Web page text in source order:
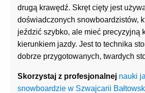
drugą krawędź. Skręt cięty jest
doświadczonych snowboardzistów,
jeździć szybko, ale mieć precyzyjną
kierunkiem jazdy. Jest to technika
dobrze przygotowanych, twardych
Skorzystaj z profesjonalnej nauki
snowboardzie w Szwajcarii